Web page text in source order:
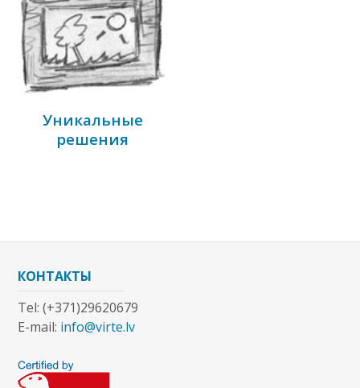
Уникальные
решения
КОНТАКТЫ
Tel: (+371)29620679
E-mail: info@virte.lv